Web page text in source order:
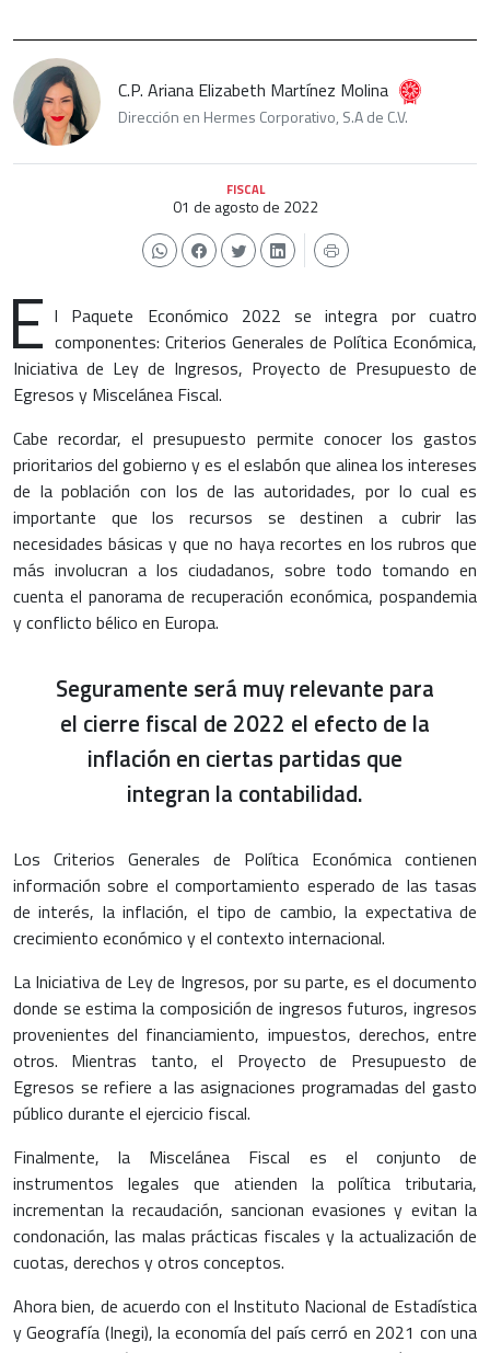
C.P. Ariana Elizabeth Martínez Molina
Dirección en Hermes Corporativo, S.A de C.V.
FISCAL
01 de agosto de 2022
E l Paquete Económico 2022 se integra por cuatro
componentes: Criterios Generales de Política Económica,
Iniciativa de Ley de Ingresos, Proyecto de Presupuesto de
Egresos y Miscelánea Fiscal.
Cabe recordar, el presupuesto permite conocer los gastos
prioritarios del gobierno y es el eslabón que alinea los intereses
de la población con los de las autoridades, por lo cual es
importante que los recursos se destinen a cubrir las
necesidades básicas y que no haya recortes en los rubros que
más involucran a los ciudadanos, sobre todo tomando en
cuenta el panorama de recuperación económica, pospandemia
y conflicto bélico en Europa.
Seguramente será muy relevante para
el cierre fiscal de 2022 el efecto de la
inflación en ciertas partidas que
integran la contabilidad.
Los Criterios Generales de Política Económica contienen
información sobre el comportamiento esperado de las tasas
de interés, la inflación, el tipo de cambio, la expectativa de
crecimiento económico y el contexto internacional.
La Iniciativa de Ley de Ingresos, por su parte, es el documento
donde se estima la composición de ingresos futuros, ingresos
provenientes del financiamiento, impuestos, derechos, entre
otros. Mientras tanto, el Proyecto de Presupuesto de
Egresos se refiere a las asignaciones programadas del gasto
público durante el ejercicio fiscal.
Finalmente, la Miscelánea Fiscal es el conjunto de
instrumentos legales que atienden la política tributaria,
incrementan la recaudación, sancionan evasiones y evitan la
condonación, las malas prácticas fiscales y la actualización de
cuotas, derechos y otros conceptos.
Ahora bien, de acuerdo con el Instituto Nacional de Estadística
y Geografía (Inegi), la economía del país cerró en 2021 con una